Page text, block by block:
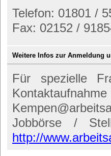
Telefon: 01801 /
Fax: 02152 /
Weitere Infos zur Anmeldung
Für spezielle
Jobbörse /
http://